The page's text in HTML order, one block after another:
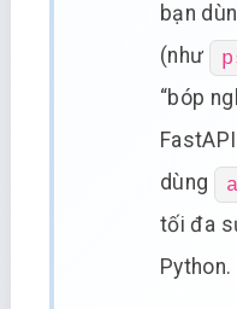
bạn
(như
“bóp
dùng
tối đa
Python.